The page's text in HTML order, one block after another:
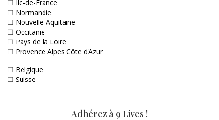
☐ Ile-de-France
☐ Normandie
☐ Nouvelle-Aquitaine
☐ Occitanie
☐ Pays de la Loire
☐ Provence Alpes Côte d’Azur
☐ Belgique
☐ Suisse
Adhérez à 9 Lives !